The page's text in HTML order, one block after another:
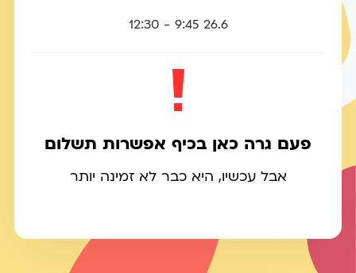
26.6 9:45 - 12:30
פעם גרה כאן בכיף אפשרות תשלום
אבל עכשיו, היא כבר לא זמינה יותר